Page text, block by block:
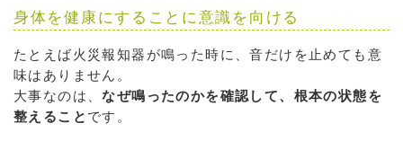
身体を健康にすることに意識を向ける
たとえば火災報知器が鳴った時に、音だけを止めても意
味はありません。
大事なのは、なぜ鳴ったのかを確認して、根本の状態を
整えること です。